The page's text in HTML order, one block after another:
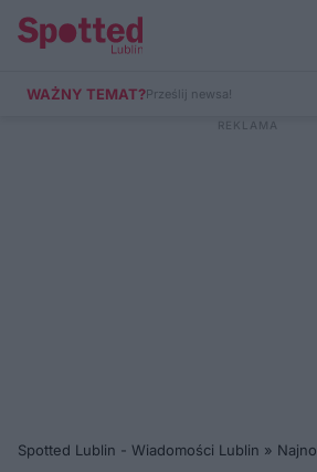
WAŻNY TEMAT?Prześlij newsa!
Spotted Lublin - Wiadomości Lublin »